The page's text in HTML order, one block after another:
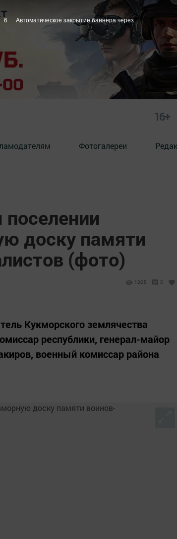
16+
Фотогалереи
доску памяти
(фото)
1205 0
Кукморского землячества
республики, генерал-майор
военный комиссар района
5 Автоматическое закрытие баннера через